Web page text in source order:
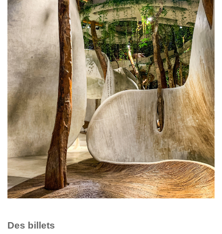
Des billets